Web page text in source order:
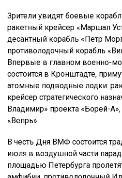
Зрители увидят боевые
ракетный крейсер «Маршал
десантный корабль «Петр
противолодочный корабль
Впервые в главном военно-
состоится в Кронштадте,
атомные подводные лодки:
крейсер стратегического
Владимир» проекта «Борей-
«Вепрь».
В честь Дня ВМФ состоится
июля в воздушной части
площадью Петербурга